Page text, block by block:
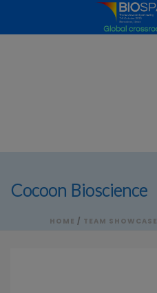
Cocoon Bioscience
HOME / TEAM SHOWCASE